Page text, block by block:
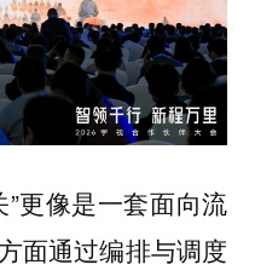
更像是一套面向流
面通过编排与调度